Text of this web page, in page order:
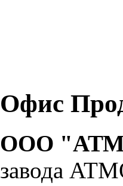
Офис
ООО
завода